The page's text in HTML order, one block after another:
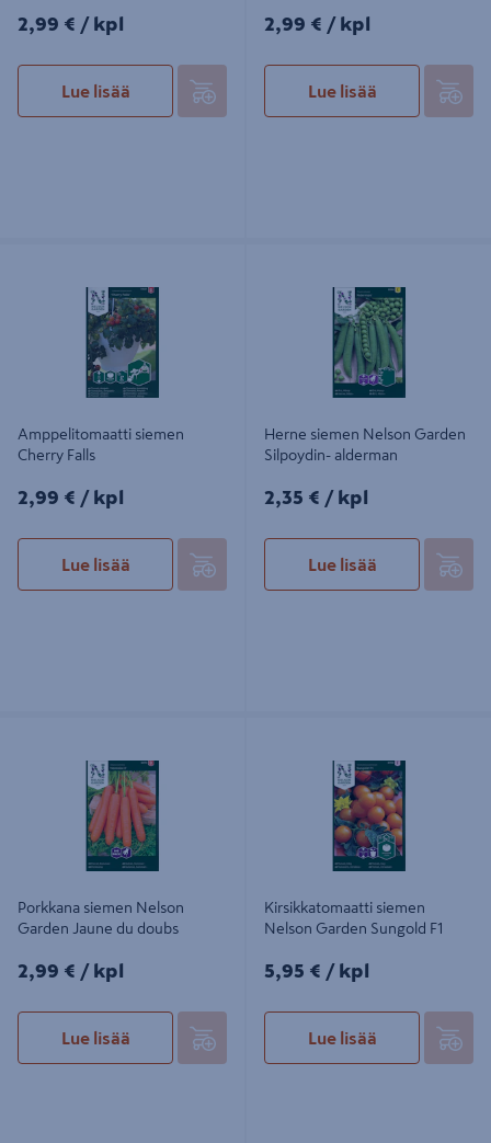
2,99€/kpl
2,99 € / kpl
Lue lisää
2,99€/kpl
2,99 € / kpl
Lue lisää
Amppelitomaatti siemen
Cherry Falls
2,99€/kpl
2,99 € / kpl
Lue lisää
Herne siemen Nelson Garden
Silpoydin- alderman
2,35€/kpl
2,35 € / kpl
Lue lisää
Porkkana siemen Nelson
Garden Jaune du doubs
2,99€/kpl
2,99 € / kpl
Lue lisää
Kirsikkatomaatti siemen
Nelson Garden Sungold F1
5,95€/kpl
5,95 € / kpl
Lue lisää